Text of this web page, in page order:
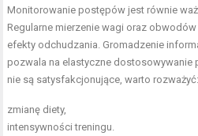
Monitorowanie postępów jest równie
Regularne mierzenie wagi oraz
efekty odchudzania. Gromadzenie
pozwala na elastyczne dostosowywanie
nie są satysfakcjonujące, warto rozważyć:
zmianę diety,
intensywności treningu.